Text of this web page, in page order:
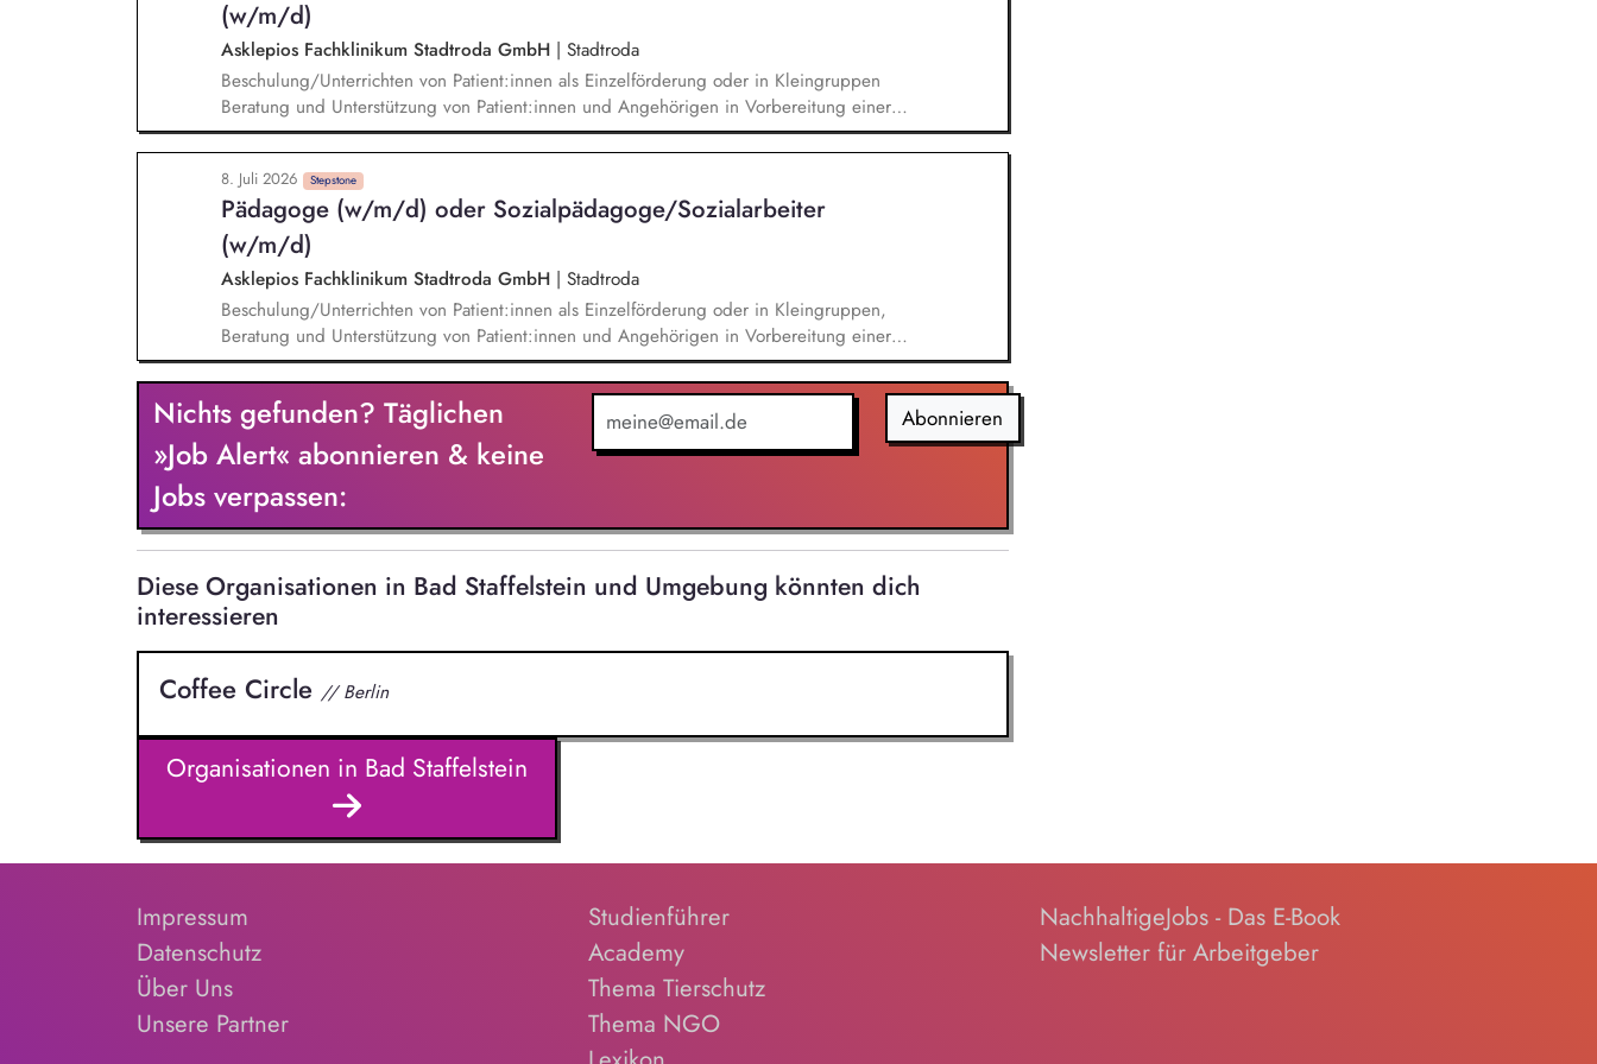
(w/m/d)
Asklepios Fachklinikum Stadtroda GmbH | Stadtroda
Beschulung/Unterrichten von Patient:innen als Einzelförderung oder in Kleingruppen
Beratung und Unterstützung von Patient:innen und Angehörigen in Vorbereitung einer
sozialen oder beruflichen Rehabilitation Zusammenarbeit mit komplementären
Einrichtungen Mitwirken bei Planung und Auswertung der Therapie Teilnahme an
Teambesprechungen und Supervisionen Durchführen von Einzel- und Gruppentherapien
als Co-Therapeut:in Soziales Kompetenztraining und Sozialtraining mit den Patient:innen
8. Juli 2026 Stepstone
Pädagoge (w/m/d) oder Sozialpädagoge/Sozialarbeiter
(w/m/d)
Asklepios Fachklinikum Stadtroda GmbH | Stadtroda
Beschulung/Unterrichten von Patient:innen als Einzelförderung oder in Kleingruppen,
Beratung und Unterstützung von Patient:innen und Angehörigen in Vorbereitung einer
sozialen oder beruflichen Rehabilitation, Zusammenarbeit mit komplementären
Einrichtungen, Mitwirken bei Planung und Auswertung der Therapie, Teilnahme an
Teambesprechungen und Supervisionen, Durchführen von Einzel- und Gruppentherapien
als Co-Therapeut:in, Soziales Kompetenztraining und Sozialtraining mit den Patient:innen
Nichts gefunden? Täglichen
»Job Alert« abonnieren & keine
Jobs verpassen:
Abonnieren
Diese Organisationen in Bad Staffelstein und Umgebung könnten dich
interessieren
Coffee Circle // Berlin
Organisationen in Bad Staffelstein
Impressum
Datenschutz
Über Uns
Unsere Partner
Studienführer
Academy
Thema Tierschutz
Thema NGO
NachhaltigeJobs - Das E-Book
Newsletter für Arbeitgeber